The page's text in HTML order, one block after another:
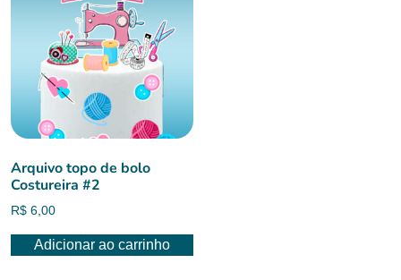
Arquivo topo de bolo
Costureira #2
R$ 6,00
Adicionar ao carrinho